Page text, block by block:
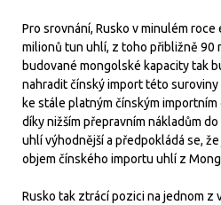
Pro srovnání, Rusko v minulém
milionů tun uhlí, z toho přibližně 90
budované mongolské kapacity tak
nahradit čínský import této suroviny
ke stále platným čínským
díky nižším přepravním nákladům
uhlí výhodnější a předpokládá se,
objem čínského importu uhlí z
Rusko tak ztrácí pozici na jednom z